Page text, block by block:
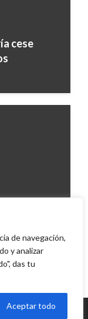
de navegación,
y analizar
das tu
Aceptar todo
cese
para los